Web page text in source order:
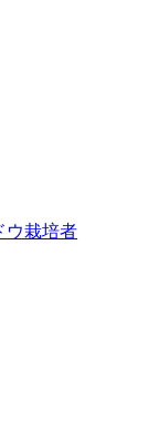
ウ栽培者